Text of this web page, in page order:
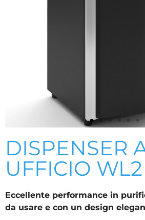
DISPENSER
UFFICIO WL2
Eccellente performance in
da usare e con un design